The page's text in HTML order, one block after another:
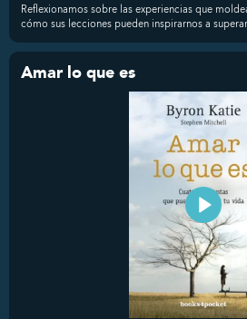
Reflexionamos sobre las experiencias que
cómo sus lecciones pueden inspirarnos a
Amar lo que es